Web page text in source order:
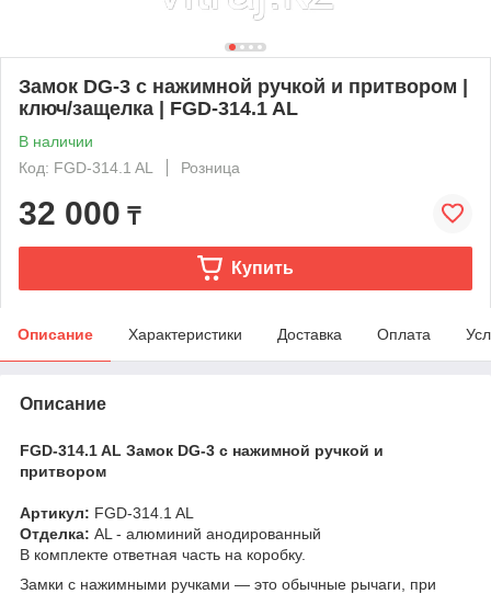
Замок DG-3 с нажимной ручкой и притвором |
ключ/защелка | FGD-314.1 AL
В наличии
Код: FGD-314.1 AL
Розница
32 000 ₸
Купить
Описание Характеристики Доставка Оплата
Описание
FGD-314.1 AL Замок DG-3 с нажимной ручкой и
притвором
Артикул: FGD-314.1 AL
Отделка: AL - алюминий анодированный
В комплекте ответная часть на коробку.
Замки с нажимными ручками — это обычные рычаги, при